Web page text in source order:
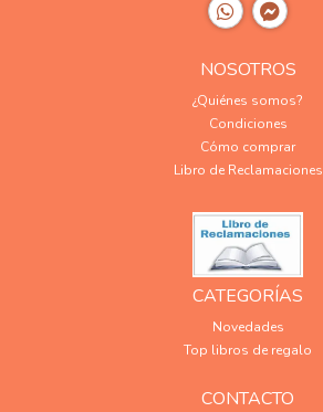
NOSOTROS
¿Quiénes somos?
Condiciones
Cómo comprar
Libro de Reclamaciones
CATEGORÍAS
Novedades
Top libros de regalo
CONTACTO